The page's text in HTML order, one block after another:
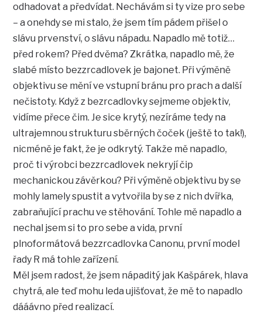
odhadovat a předvídat. Nechávám si ty vize pro sebe
– a onehdy se mi stalo, že jsem tím pádem přišel o
slávu prvenství, o slávu nápadu. Napadlo mě totiž…
před rokem? Před dvěma? Zkrátka, napadlo mě, že
slabé místo bezzrcadlovek je bajonet. Při výměně
objektivu se mění ve vstupní bránu pro prach a další
nečistoty. Když z bezrcadlovky sejmeme objektiv,
vidíme přece čim. Je sice krytý, nezíráme tedy na
ultrajemnou strukturu sběrných čoček (ještě to tak!),
nicméně je fakt, že je odkrytý. Takže mě napadlo,
proč ti výrobci bezzrcadlovek nekryjí čip
mechanickou závěrkou? Při výměně objektivu by se
mohly lamely spustit a vytvořila by se z nich dvířka,
zabraňující prachu ve stěhování. Tohle mě napadlo a
nechal jsem si to pro sebe a vida, první
plnoformátová bezzrcadlovka Canonu, první model
řady R má tohle zařízení.
Měl jsem radost, že jsem nápaditý jak Kašpárek, hlava
chytrá, ale teď mohu leda ujišťovat, že mě to napadlo
dááávno před realizací.